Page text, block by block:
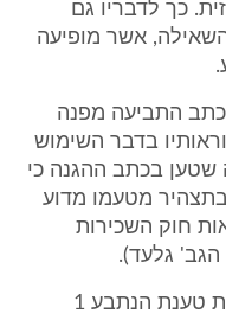
כך לדבריו גם
אשר מופיעה
דוחה טענתו זו של הנתבע 1. כתב התביעה מפנה
בדבר השימוש
הנתבע 1 הוא זה שטען בכתב ההגנה כי
מטעמו מדוע
חוק השכירות
זאת ועוד, גם אם הייתי מקבלת את טענת הנתבע 1